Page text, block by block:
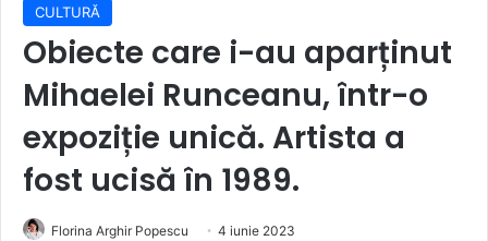
CULTURĂ
Obiecte care i-au aparținut
Mihaelei Runceanu, într-o
expoziție unică. Artista a
fost ucisă în 1989.
Florina Arghir Popescu 4 iunie 2023